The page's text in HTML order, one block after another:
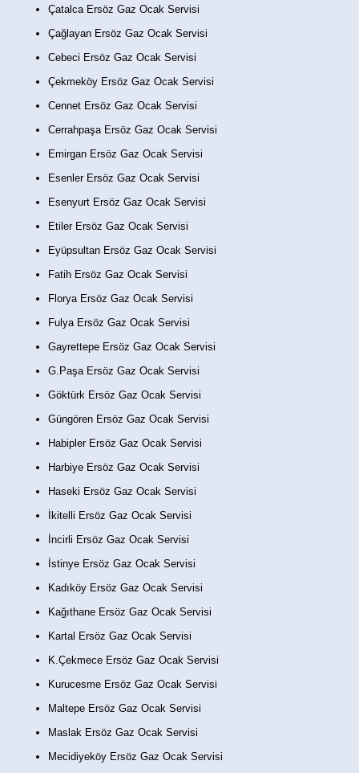
Çatalca Ersöz Gaz Ocak Servisi
Çağlayan Ersöz Gaz Ocak Servisi
Cebeci Ersöz Gaz Ocak Servisi
Çekmeköy Ersöz Gaz Ocak Servisi
Cennet Ersöz Gaz Ocak Servisi
Cerrahpaşa Ersöz Gaz Ocak Servisi
Emirgan Ersöz Gaz Ocak Servisi
Esenler Ersöz Gaz Ocak Servisi
Esenyurt Ersöz Gaz Ocak Servisi
Etiler Ersöz Gaz Ocak Servisi
Eyüpsultan Ersöz Gaz Ocak Servisi
Fatih Ersöz Gaz Ocak Servisi
Florya Ersöz Gaz Ocak Servisi
Fulya Ersöz Gaz Ocak Servisi
Gayrettepe Ersöz Gaz Ocak Servisi
G.Paşa Ersöz Gaz Ocak Servisi
Göktürk Ersöz Gaz Ocak Servisi
Güngören Ersöz Gaz Ocak Servisi
Habipler Ersöz Gaz Ocak Servisi
Harbiye Ersöz Gaz Ocak Servisi
Haseki Ersöz Gaz Ocak Servisi
İkitelli Ersöz Gaz Ocak Servisi
İncirli Ersöz Gaz Ocak Servisi
İstinye Ersöz Gaz Ocak Servisi
Kadıköy Ersöz Gaz Ocak Servisi
Kağıthane Ersöz Gaz Ocak Servisi
Kartal Ersöz Gaz Ocak Servisi
K.Çekmece Ersöz Gaz Ocak Servisi
Kurucesme Ersöz Gaz Ocak Servisi
Maltepe Ersöz Gaz Ocak Servisi
Maslak Ersöz Gaz Ocak Servisi
Mecidiyeköy Ersöz Gaz Ocak Servisi